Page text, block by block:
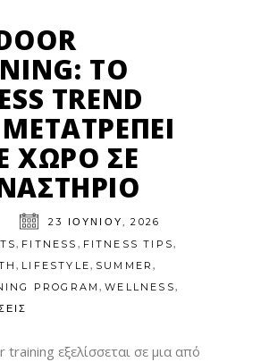
ΤΟ
TREND
ΧΏΡΟ ΣΕ
23 ΙΟΥΝΊΟΥ, 2026
, FITNESS , FITNESS TIPS,
, LIFESTYLE, SUMMER,
PROGRAM,WELLNESS,
εξελίσσεται σε μια από